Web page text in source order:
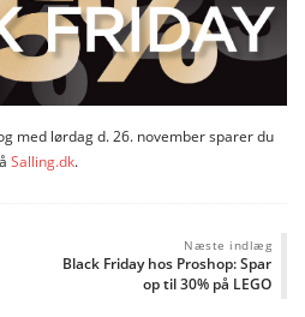
med lørdag d. 26. november sparer du
Salling.dk.
Næste indlæg
Black Friday hos Proshop: Spar
op til 30% på LEGO